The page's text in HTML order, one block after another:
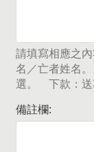
請填寫相應之
名／亡者姓名
選。 下款：送
備註欄: